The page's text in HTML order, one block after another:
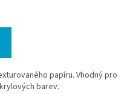
papíru. Vhodný pro
barev.